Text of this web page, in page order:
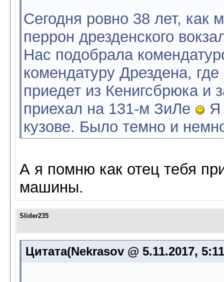
Сегодня ровно 38 лет, как
перрон дрезденского
Нас подобрала
комендатуру Дрездена,
приедет из Кенигсбрюка и
приехал на 131-м ЗиЛе
Я
кузове. Было темно и
А я помню как отец тебя
машины.
Slider235
Цитата(Nekrasov @ 5.11.2017,